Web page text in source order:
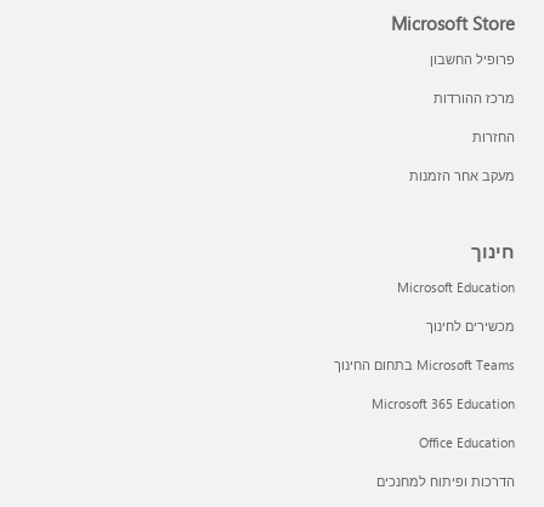
Microsoft Store
פרופיל החשבון
מרכז ההורדות
החזרות
מעקב אחר הזמנות
חינוך
Microsoft Education
מכשירים לחינוך
Microsoft Teams בתחום החינוך
Microsoft 365 Education
Office Education
הדרכות ופיתוח למחנכים